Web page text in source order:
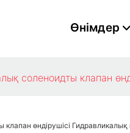
Өнімдер
соленоидты клапан